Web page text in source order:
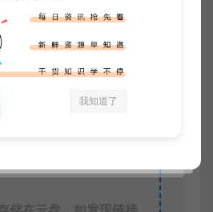
打赏，本站不贩卖任何
代表本站立场，并不代
和对其真实性负责。
我知道了